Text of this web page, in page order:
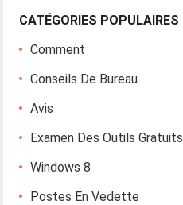
CATÉGORIES POPULAIRES
Comment
Conseils De Bureau
Avis
Examen Des Outils Gratuits
Windows 8
Postes En Vedette